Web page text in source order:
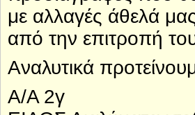
με αλλαγές άθελά
από την επιτροπή
Αναλυτικά
Α/Α 2γ